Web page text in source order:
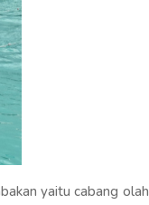
yaitu cabang